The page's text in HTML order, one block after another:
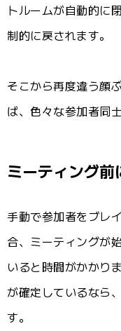
トルームが自動的に
制的に戻されます。
そこから再度違う顔
ば、色々な参加者同
ミーティング
手動で参加者をブレ
合、ミーティングが
いると時間がかかり
が確定しているなら
す。